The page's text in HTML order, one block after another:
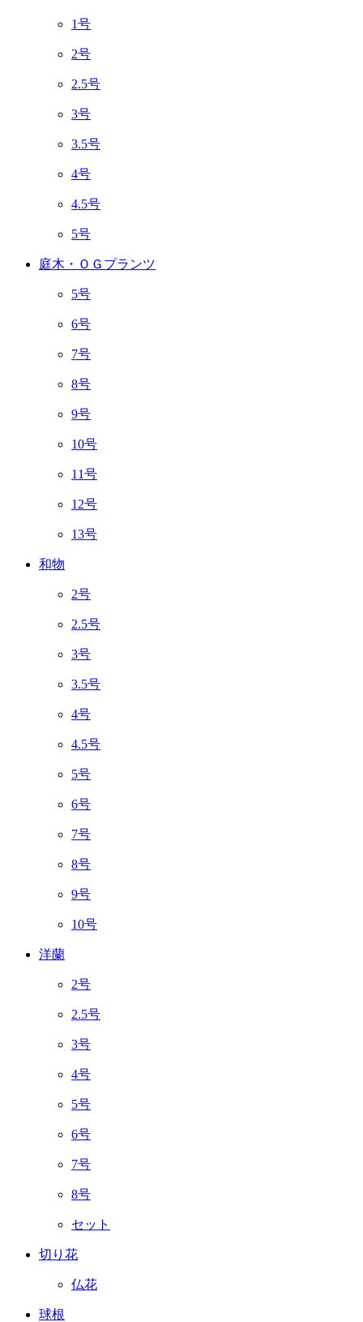
1号
2号
2.5号
3号
3.5号
4号
4.5号
5号
庭木・ＯＧプランツ
5号
6号
7号
8号
9号
10号
11号
12号
13号
和物
2号
2.5号
3号
3.5号
4号
4.5号
5号
6号
7号
8号
9号
10号
洋蘭
2号
2.5号
3号
4号
5号
6号
7号
8号
セット
切り花
仏花
球根